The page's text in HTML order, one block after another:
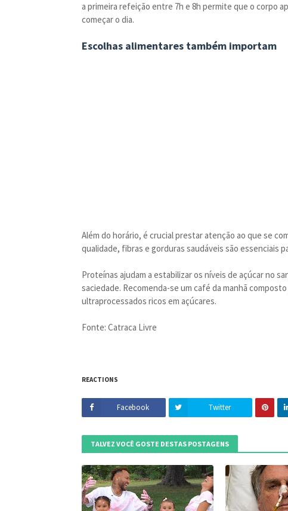
a primeira refeição entre 7h e 8h permite que o corpo
começar o dia.
Escolhas alimentares também importam
Além do horário, é crucial prestar atenção ao que se
qualidade, fibras e gorduras saudáveis são essenciais
Proteínas ajudam a estabilizar os níveis de açúcar no
saciedade. Recomenda-se um café da manhã
ultraprocessados ricos em açúcares.
Fonte: Catraca Livre
REACTIONS
Facebook Twitter
TALVEZ VOCÊ GOSTE DESTAS POSTAGENS